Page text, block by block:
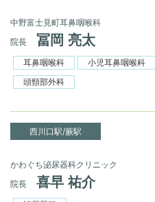
中野富士見町耳鼻咽喉科
院長
冨岡 亮太
耳鼻咽喉科 小児耳鼻咽喉科
頭頸部外科
西川口駅/蕨駅
かわぐち泌尿器科クリニック
院長
喜早 祐介